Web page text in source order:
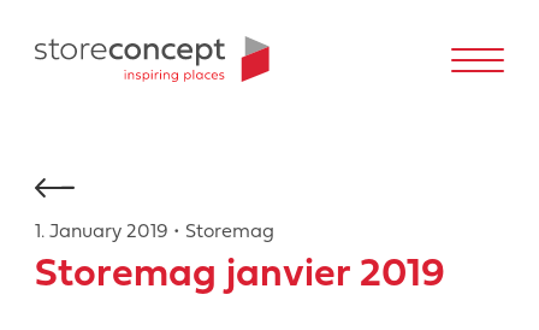
1. January 2019 • Storemag
Storemag janvier 2019